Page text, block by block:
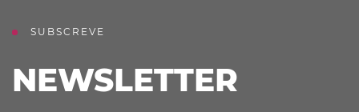
SUBSCREVE
NEWSLETTER